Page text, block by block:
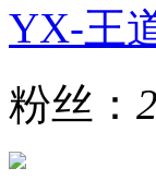
YX-王
粉丝：